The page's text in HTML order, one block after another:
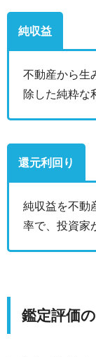
純収益
不動産から生
除した純粋な
還元利回り
純収益を不動
率で、投資家
鑑定評価